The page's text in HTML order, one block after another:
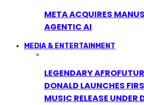
META ACQUIRES
AGENTIC AI
MEDIA & ENTERTAINMENT
LEGENDARY
DONALD LAUNCHES
MUSIC RELEASE UNDER